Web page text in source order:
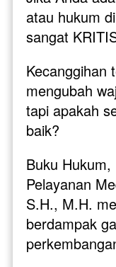
atau hukum
sangat
Kecanggihan
mengubah
tapi apakah
baik?
Buku
Pelayanan
S.H., M.H.
berdampak